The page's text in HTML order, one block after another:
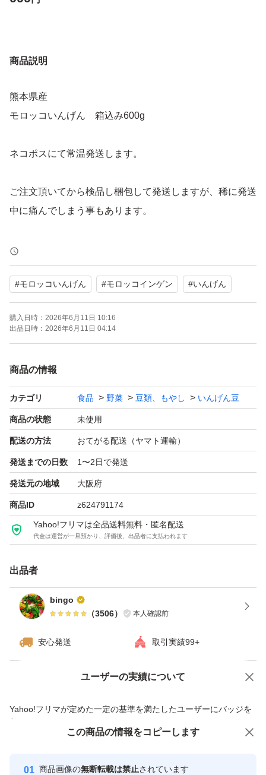
商品説明
熊本県産
モロッコいんげん 箱込み600g
ネコポスにて常温発送します。
ご注文頂いてから検品し梱包して発送しますが、稀に発送
中に痛んでしまう事もあります。
・配送中による多少のイタミなどにご理解いただけない方
・スムーズなお受け取りが困難な方
・完璧な品物をお求めの方
・神経質な方
・大きさ、形にこだわる方
・味に関するクレームは一切お応えできません。ご購入者
様、一人一人の調理方法、調理技術、味覚、好みも異なり
・また生物のため返品はお断りさせていただいておりま
す。不良品の場合は到着日より2日以内のご連絡をお願い
いたします。到着日2日以降のご連絡では対応出来ません
大阪から翌日にとどかない地域の方は自己責任にお願いし
ます。
#モロッコいんげん #いんけん #ジャンボいんげん
#モロッコいんげん #モロッコインゲン #いんげん
購入日時： 2026年6月11日 10:16
出品日時： 2026年6月11日 04:14
商品の情報
カテゴリ 食品 野菜 豆類、もやし いんげん豆
商品の状態 未使用
配送の方法 おてがる配送（ヤマト運輸）
発送までの日数 1〜2日で発送
発送元の地域 大阪府
商品ID z624791174
Yahoo!フリマは全品送料無料・匿名配送
代金は運営が一旦預かり、評価後、出品者に支払われます
出品者
bingo
（3506） 本人確認前
安心発送 取引実績99+
ユーザーの実績について
Yahoo!フリマが定めた一定の基準を満たしたユーザーにバッジを
付与しています
安心取引出品者
心・安全なユーザーです
価格の相談 商品への質問
この商品の情報をコピーします
商品画像の無断転載は禁止されています
この商品をみている人にオススメ